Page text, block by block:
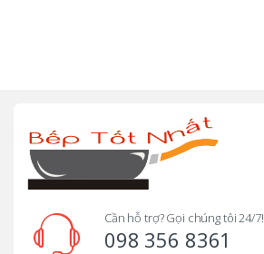
Cần hỗ trợ? Gọi chúng tôi 24/7!
098 356 8361